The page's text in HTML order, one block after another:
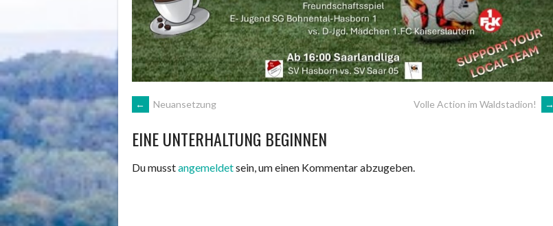
ARTIKEL-
NAVIGATION
← Neuansetzung Volle Action im Waldstadion! →
EINE UNTERHALTUNG BEGINNEN
Du musstangemeldetsein, um einen Kommentar abzugeben.